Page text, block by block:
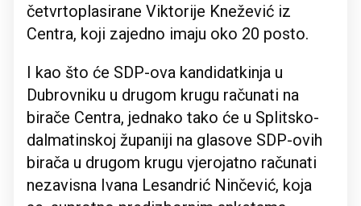
četvrtoplasirane Viktorije Knežević iz
Centra, koji zajedno imaju oko 20 posto.
I kao što će SDP-ova kandidatkinja u
Dubrovniku u drugom krugu računati na
birače Centra, jednako tako će u Splitsko-
dalmatinskoj županiji na glasove SDP-ovih
birača u drugom krugu vjerojatno računati
nezavisna Ivana Lesandrić Ninčević, koja